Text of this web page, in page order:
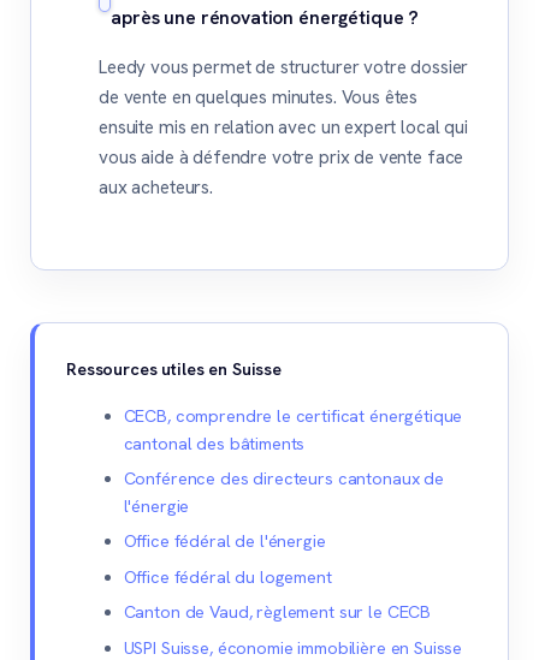
après une rénovation énergétique ?
Leedy vous permet de structurer votre dossier
de vente en quelques minutes. Vous êtes
ensuite mis en relation avec un expert local qui
vous aide à défendre votre prix de vente face
aux acheteurs.
Ressources utiles en Suisse
CECB, comprendre le certificat énergétique
cantonal des bâtiments
Conférence des directeurs cantonaux de
l'énergie
Office fédéral de l'énergie
Office fédéral du logement
Canton de Vaud, règlement sur le CECB
USPI Suisse, économie immobilière en Suisse